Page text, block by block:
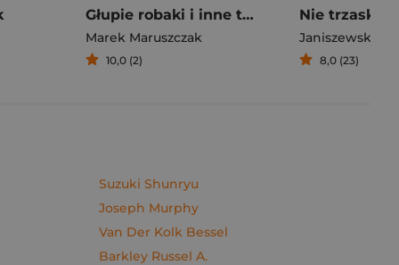
Głupie robaki i inne takie Polski
Marek Maruszczak
10,0 (2)
Janiszewska
8,0 (23)
Suzuki Shunryu
Joseph Murphy
Van Der Kolk Bessel
Barkley Russel A.